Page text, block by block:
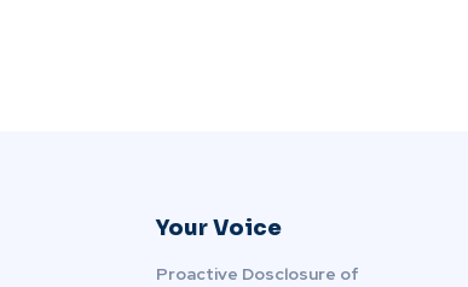
Your Voice
Proactive Dosclosure of